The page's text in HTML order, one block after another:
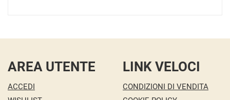
AREA UTENTE
ACCEDI
LINK VELOCI
CONDIZIONI DI VENDITA